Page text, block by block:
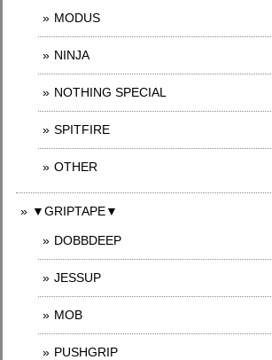
MODUS
NINJA
NOTHING SPECIAL
SPITFIRE
OTHER
▼GRIPTAPE▼
DOBBDEEP
JESSUP
MOB
PUSHGRIP